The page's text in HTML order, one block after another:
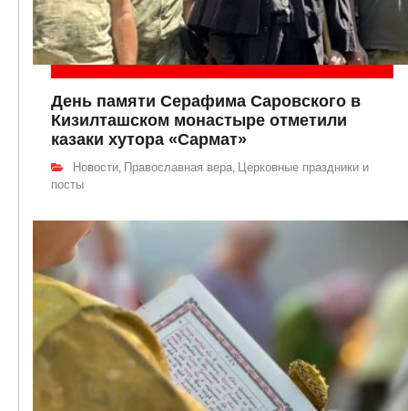
День памяти Серафима Саровского в
Кизилташском монастыре отметили
казаки хутора «Сармат»
Новости Православная вера Церковные праздники и
посты